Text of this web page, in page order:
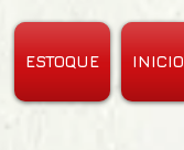
ESTOQUE INICIO